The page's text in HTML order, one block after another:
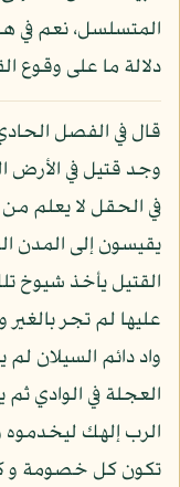
المتسلسل، نعم في
دلالة ما على وقوع
قال في الفصل
وجد قتيل في الأرض
في الحقل لا يعلم
يقيسون إلى المدن
القتيل يأخذ شيوخ
عليها لم تجر
واد دائم السيلان
العجلة في الوادي ثم
الرب إلهك
تكون كل خصومة و